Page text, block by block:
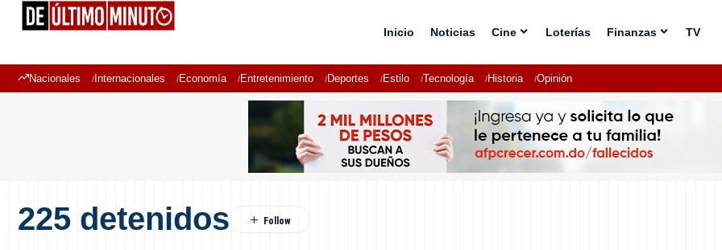
Inicio Noticias Cine Loterías Finanzas TV
Nacionales Internacionales Economía Entretenimiento Deportes Estilo Tecnología Historia Opinión
225 detenidos